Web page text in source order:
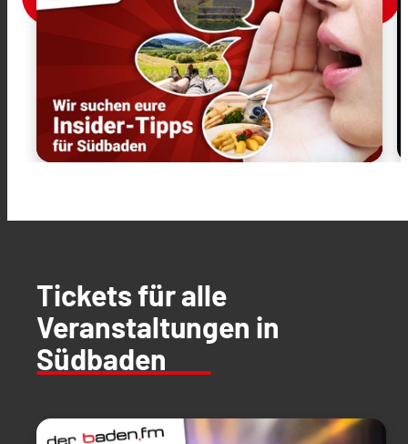
Tickets für alle
Veranstaltungen in
Südbaden